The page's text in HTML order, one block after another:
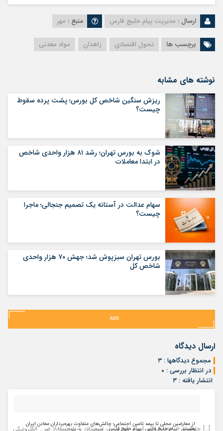
ارسال : مدیریت پیام خلیج فارس منبع : مهر
برچسب ها تحول اقتصادی زاهدان مواد معدنی
نوشته های مشابه
ریزش سنگین شاخص کل بورس؛ پشت پرده سقوط
چیست؟
شوک به بورس تهران؛ رشد ۸۱ هزار واحدی شاخص
در ابتدا معاملات
سهام عدالت در آستانه یک تصمیم جنجالی؛ ماجرا
چیست؟
بورس تهران سبزپوش شد؛ جهش ۷۰ هزار واحدی
شاخص کل
ارسال دیدگاه
مجموع دیدگاهها : ۳
در انتظار بررسی : ۰
انتشار یافته : ۳
از معارضین محلی تا بیمه تامین اجتماعی؛ چالش‌های متفاوت بهره‌برداران معادن ایران
هستند - پیام خلیج فارس | پیام خلیج فارس- تاریخ : ۱۵ - شهریور - ۱۴۰۰
[…] جلوگیری از خام فروشی مواد معدنی در سیستان و بلوچستان ضر… الکترونیکی